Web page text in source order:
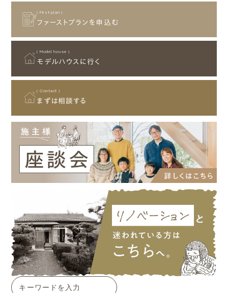
( First plan )
ファーストプランを申込む
( Model house )
モデルハウスに行く
( Contact )
まずは相談する